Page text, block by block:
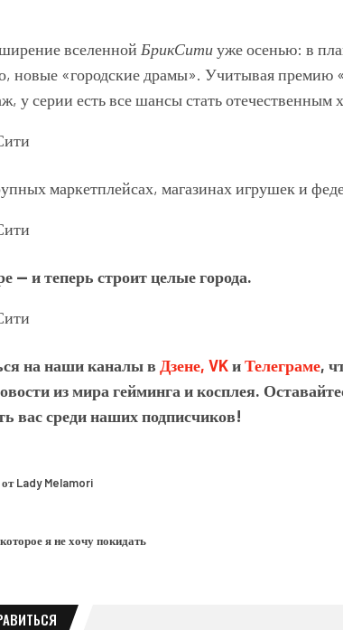
вселенной БрикСитиуже осенью: в
новые «городские драмы». Учитывая премию
у серии есть все шансы стать отечественным
маркетплейсах, магазинах игрушек и
— и теперь строит целые города.
на наши каналы в Дзене, VKиТелеграме,
из мира гейминга и косплея.
вас среди наших подписчиков!
Lady Melamori
я не хочу покидать